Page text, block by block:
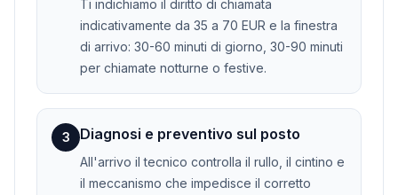
Ti indichiamo il diritto di chiamata
indicativamente da 35 a 70 EUR e la finestra
di arrivo: 30-60 minuti di giorno, 30-90 minuti
per chiamate notturne o festive.
3 Diagnosi e preventivo sul posto
All'arrivo il tecnico controlla il rullo, il cintino e
il meccanismo che impedisce il corretto